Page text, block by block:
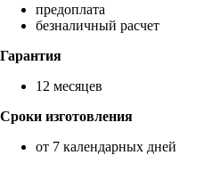
предоплата
безналичный расчет
Гарантия
12 месяцев
Сроки изготовления
от 7 календарных дней